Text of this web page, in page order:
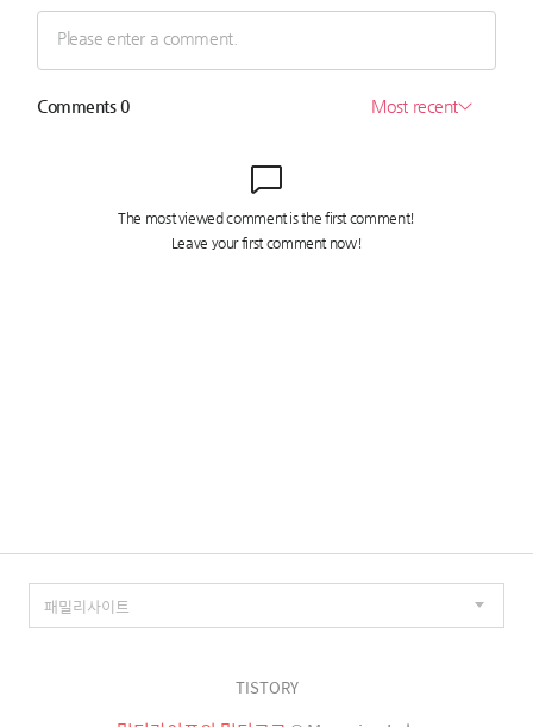
TISTORY